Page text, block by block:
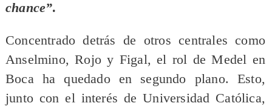
chance”.
Concentrado detrás de otros centrales como
Anselmino, Rojo y Figal, el rol de Medel en
Boca ha quedado en segundo plano. Esto,
junto con el interés de Universidad Católica,